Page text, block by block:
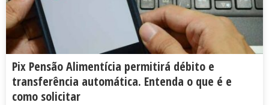
Pix Pensão Alimentícia permitirá débito e
transferência automática. Entenda o que é e
como solicitar